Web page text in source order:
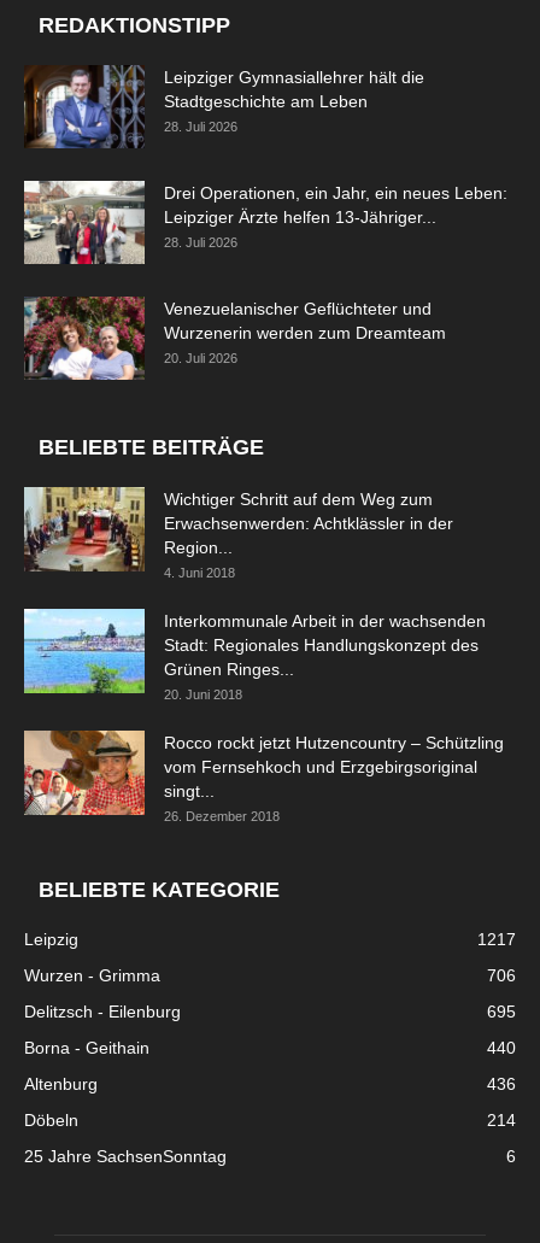
REDAKTIONSTIPP
Leipziger Gymnasiallehrer hält die
Stadtgeschichte am Leben
28. Juli 2026
Drei Operationen, ein Jahr, ein neues Leben:
Leipziger Ärzte helfen 13-Jähriger...
28. Juli 2026
Venezuelanischer Geflüchteter und
Wurzenerin werden zum Dreamteam
20. Juli 2026
BELIEBTE BEITRÄGE
Wichtiger Schritt auf dem Weg zum
Erwachsenwerden: Achtklässler in der
Region...
4. Juni 2018
Interkommunale Arbeit in der wachsenden
Stadt: Regionales Handlungskonzept des
Grünen Ringes...
20. Juni 2018
Rocco rockt jetzt Hutzencountry – Schützling
vom Fernsehkoch und Erzgebirgsoriginal
singt...
26. Dezember 2018
BELIEBTE KATEGORIE
Leipzig
1217
Wurzen - Grimma
706
Delitzsch - Eilenburg
695
Borna - Geithain
440
Altenburg
436
Döbeln
214
25 Jahre SachsenSonntag
6